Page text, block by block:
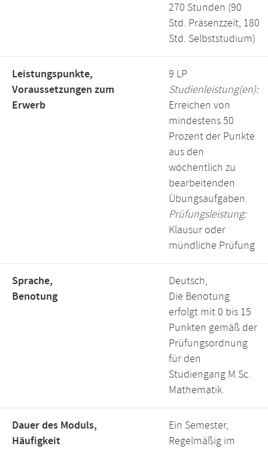
270 Stunden (90
Std. Präsenzzeit, 180
Std. Selbststudium)
Leistungspunkte,
Voraussetzungen zum
Erwerb
9 LP
Studienleistung(en):
Erreichen von
mindestens 50
Prozent der Punkte
aus den
wöchentlich zu
bearbeitenden
Übungsaufgaben.
Prüfungsleistung:
Klausur oder
mündliche Prüfung
Sprache,
Benotung
Deutsch,
Die Benotung
erfolgt mit 0 bis 15
Punkten gemäß der
Prüfungsordnung
für den
Studiengang M.Sc.
Mathematik.
Dauer des Moduls,
Häufigkeit
Ein Semester,
Regelmäßig im